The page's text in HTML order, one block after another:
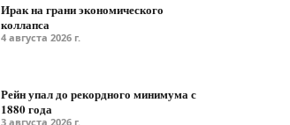
Ирак на грани экономического
коллапса
4 августа 2026 г.
Рейн упал до рекордного минимума с
1880 года
3 августа 2026 г.